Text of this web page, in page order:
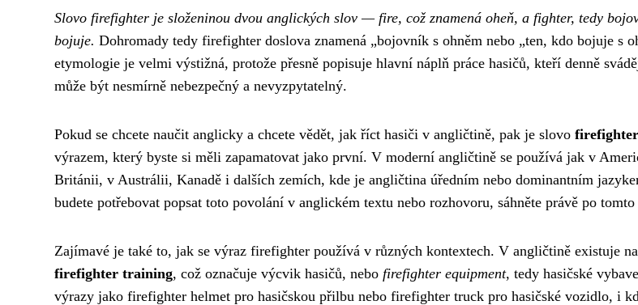
Slovo firefighter je složeninou dvou anglických slov — fire, což znamená oheň, a fighter, tedy
bojuje. Dohromady tedy firefighter doslova znamená „bojovník s ohněm nebo „ten, kdo bojuje s
etymologie je velmi výstižná, protože přesně popisuje hlavní náplň práce hasičů, kteří denně
může být nesmírně nebezpečný a nevyzpytatelný.
Pokud se chcete naučit anglicky a chcete vědět, jak říct hasiči v angličtině, pak je slovo firefighter
výrazem, který byste si měli zapamatovat jako první. V moderní angličtině se používá jak v
Británii, v Austrálii, Kanadě i dalších zemích, kde je angličtina úředním nebo dominantním
budete potřebovat popsat toto povolání v anglickém textu nebo rozhovoru, sáhněte právě po
Zajímavé je také to, jak se výraz firefighter používá v různých kontextech. V angličtině existuje
firefighter training, což označuje výcvik hasičů, nebo firefighter equipment, tedy hasičské
výrazy jako firefighter helmet pro hasičskou přilbu nebo firefighter truck pro hasičské vozidlo, i